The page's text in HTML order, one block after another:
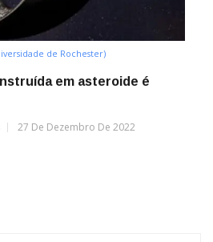
de Rochester)
em asteroide é
27 De Dezembro De 2022